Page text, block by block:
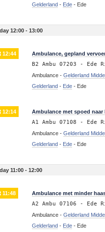
Gelderland - Ede - Ede
12:00 - 13:00
12:44 Ambulance, gepland
B2 Ambu 07203 - Ede
Ambulance -Gelderland
Gelderland - Ede - Ede
12:14 Ambulance met spoed naar
A1 Ambu 07108 - Ede
Ambulance -Gelderland
Gelderland - Ede - Ede
11:00 - 12:00
11:48 Ambulance met minder
A2 Ambu 07106 - Ede
Ambulance -Gelderland
Gelderland - Ede - Ede